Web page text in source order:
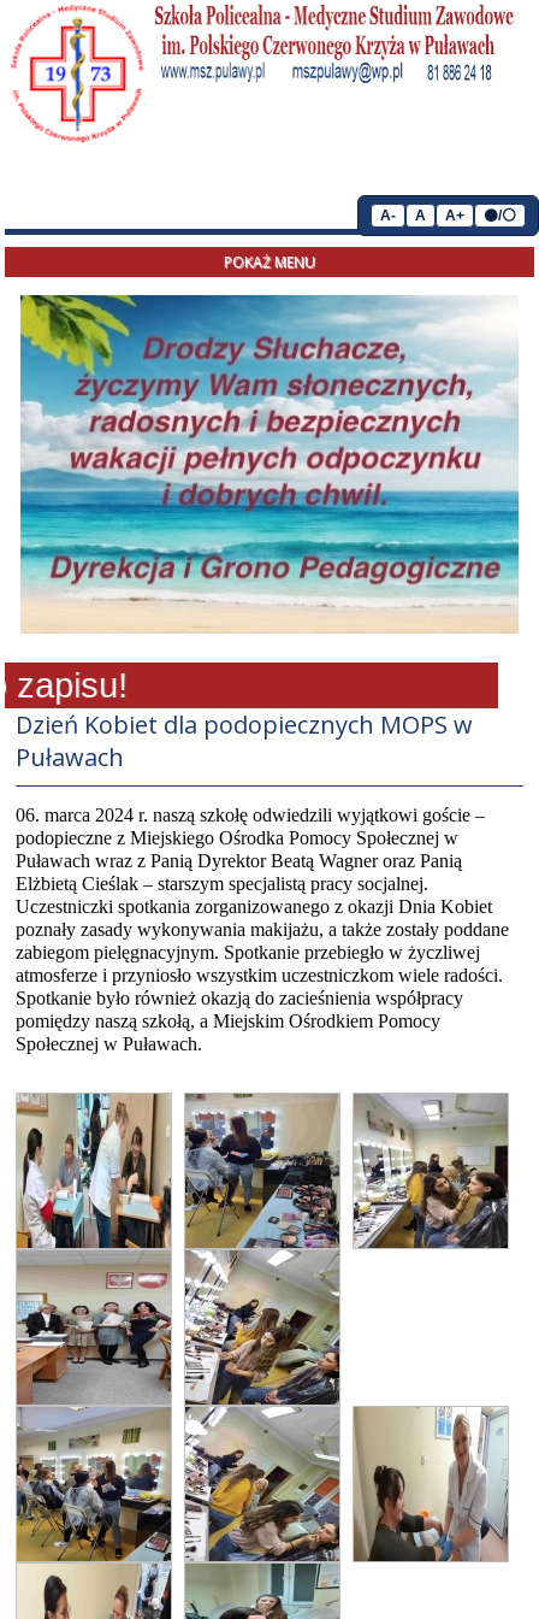
POKAŻ MENU
Dzień Kobiet dla podopiecznych MOPS w
Puławach
06. marca 2024 r. naszą szkołę odwiedzili wyjątkowi goście –
podopieczne z Miejskiego Ośrodka Pomocy Społecznej w
Puławach wraz z Panią Dyrektor Beatą Wagner oraz Panią
Elżbietą Cieślak – starszym specjalistą pracy socjalnej.
Uczestniczki spotkania zorganizowanego z okazji Dnia Kobiet
poznały zasady wykonywania makijażu, a także zostały poddane
zabiegom pielęgnacyjnym. Spotkanie przebiegło w życzliwej
atmosferze i przyniosło wszystkim uczestniczkom wiele radości.
Spotkanie było również okazją do zacieśnienia współpracy
pomiędzy naszą szkołą, a Miejskim Ośrodkiem Pomocy
Społecznej w Puławach.
A- A A+ ⚫/⚪